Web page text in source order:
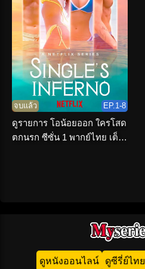
จบแล้ว EP.1-8
ดูรายการ โอน้อยออก ใครโสด
ตกนรก ซีซั่น 1 พากย์ไทย เต็ม
ดูหนังออนไลน์ ดูซีรี่ย์ไทย